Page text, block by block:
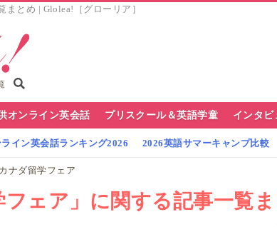
まとめ | Glolea!［グローリア］
オンライン英会話 プリスクール＆英語学童 インタビ
イン英会話ランキング2026 2026英語サマーキャンプ比較
カナダ留学フェア
フェア」に関する記事一覧